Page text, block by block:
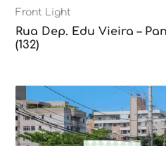
Front Light
Rua Dep. Edu Vieira –
(132)